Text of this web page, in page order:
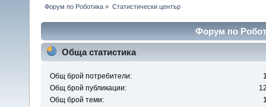
Форум по Роботика » Статистически център
Форум по
Обща статистика
Общ брой потребители:
Общ брой публикации:
Общ брой теми: